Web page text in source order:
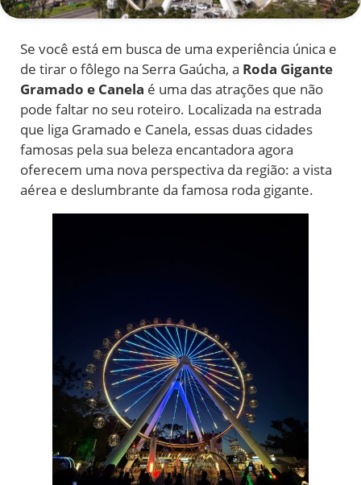
Se você está em busca de uma experiência única e
de tirar o fôlego na Serra Gaúcha, a Roda Gigante
Gramado e Canela é uma das atrações que não
pode faltar no seu roteiro. Localizada na estrada
que liga Gramado e Canela, essas duas cidades
famosas pela sua beleza encantadora agora
oferecem uma nova perspectiva da região: a vista
aérea e deslumbrante da famosa roda gigante.